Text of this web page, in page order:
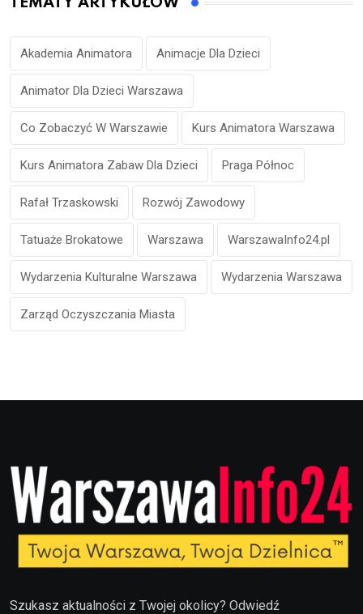
Akademia Animatora Animacje Dla Dzieci
Animator Dla Dzieci Warszawa
Co Zobaczyć W Warszawie Kurs Animatora Warszawa
Kurs Animatora Zabaw Dla Dzieci Praga Północ
Rafał Trzaskowski Rozwój Zawodowy
Tatuaże Brokatowe Warszawa WarszawaInfo24.pl
Wydarzenia Kulturalne Warszawa Wydarzenia Warszawa
Zarząd Oczyszczania Miasta
Szukasz aktualności z Twojej okolicy? Odwiedź